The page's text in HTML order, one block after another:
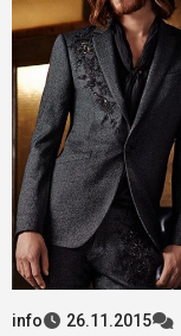
info 26.11.2015